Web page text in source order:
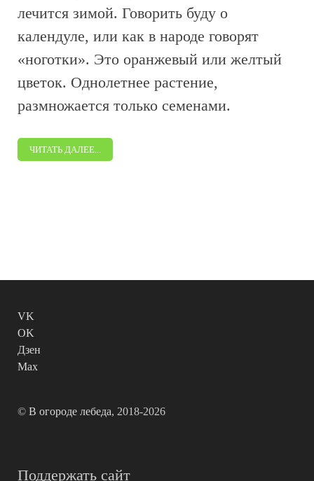
лечится зимой. Говорить буду о
календуле, или как в народе говорят
«ноготки». Это оранжевый или желтый
цветок. Однолетнее растение,
размножается только семенами.
ЧИТАТЬ ДАЛЕЕ...
VK
OK
Дзен
Max
© В огороде лебеда, 2018-2026
Поддержать сайт